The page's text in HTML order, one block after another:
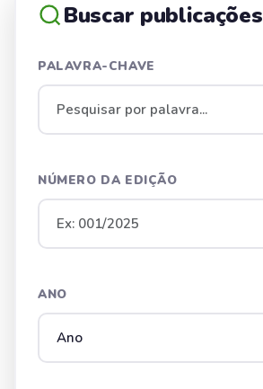
Buscar publicações
PALAVRA-CHAVE
NÚMERO DA EDIÇÃO
ANO